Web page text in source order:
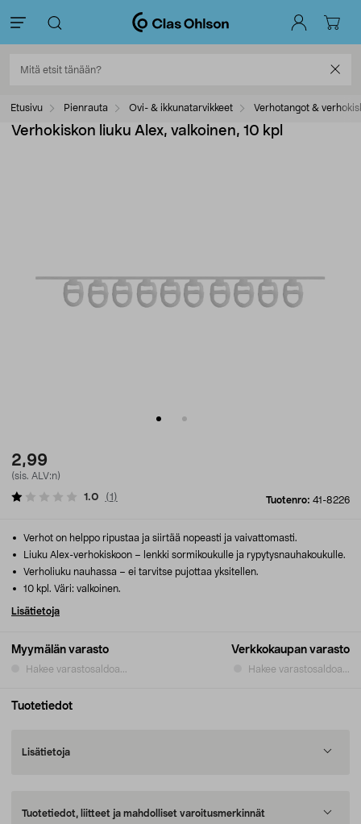
Etusivu Pienrauta Ovi- & ikkunatarvikkeet Verhotangot &
Verhokiskon liuku Alex, valkoinen, 10 kpl
2,99
(sis. ALV:n)
Tuotenro: 41-8226
1.0 (1 )
Myymälän varasto
Hakee varastosaldoa...
Verkkokaupan varasto
Hakee varastosaldoa...
Verhot on helppo ripustaa ja siirtää nopeasti ja vaivattomasti.
Liuku Alex-verhokiskoon – lenkki sormikoukulle ja rypytysnauhakoukulle.
Verholiuku nauhassa – ei tarvitse pujottaa yksitellen.
10 kpl. Väri: valkoinen.
Lisätietoja
Tuotetiedot
Lisätietoja
Tuotetiedot, liitteet ja mahdolliset varoitusmerkinnät